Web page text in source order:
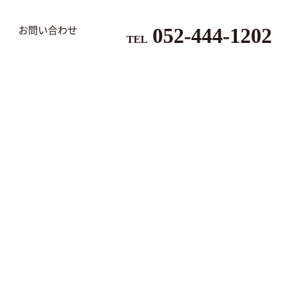
TEL 052-444-1202
お問い合わせ